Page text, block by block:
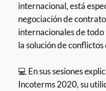
internacional, está
negociación de
internacionales de
la solución de
💻 En sus sesiones
Incoterms 2020, su